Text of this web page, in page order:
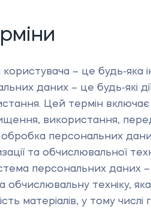
користувача – це будь-
даних – це будь-які
Цей термін
використання,
персональних
та обчислювальної
персональних даних
обчислювальну техніку,
матеріалів, у тому